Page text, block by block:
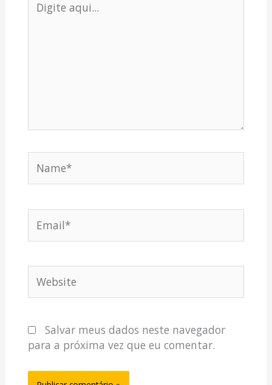
aqui...
Salvar meus dados neste navegador
para a próxima vez que eu comentar.